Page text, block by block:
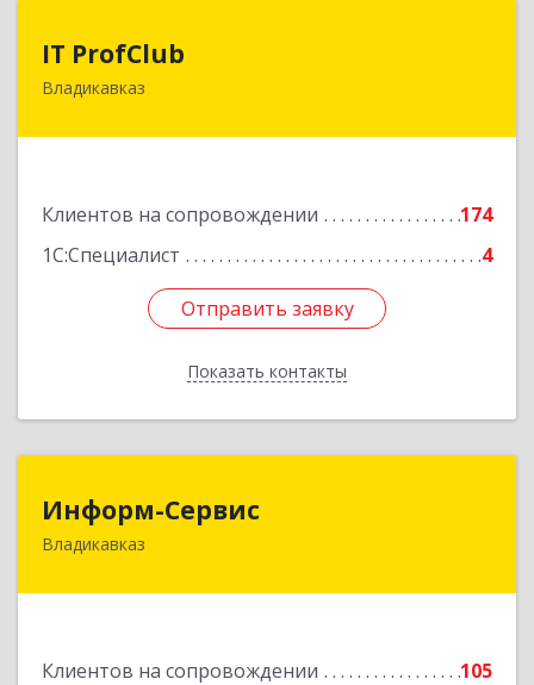
IT ProfClub
Владикавказ
Клиентов на сопровождении
174
1С:Специалист
4
Отправить заявку
Показать контакты
362045, Северная Осетия - Алания Респ,
Подробнее
Отправить заявку
Назад
Информ-Сервис
Владикавказ
Клиентов на сопровождении 105
362020, Северная Осетия - Алания Респ,